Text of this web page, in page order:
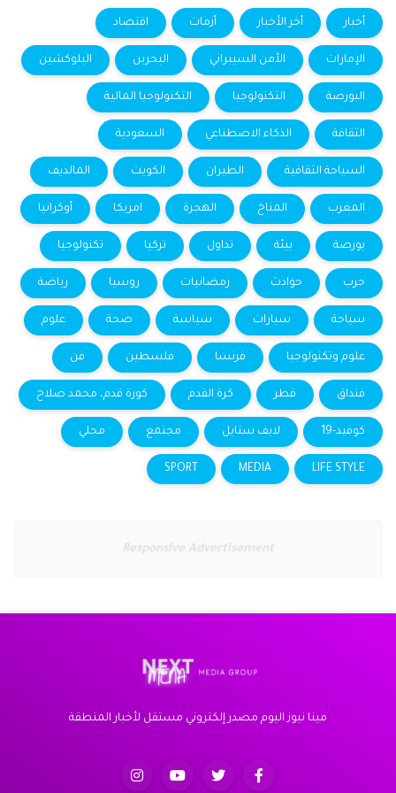
أخبار أخر الأخبار أزمات اقتصاد
الإمارات الأمن السيبراني البحرين البلوكشين
البورصة التكنولوجيا التكنولوجيا المالية
الثقافة الذكاء الاصطناعي السعودية
السياحة الثقافية الطيران الكويت المالديف
المغرب المناخ الهجرة امريكا أوكرانيا
بورصة بيئة تداول تركيا تكنولوجيا
حرب حوادث رمضانيات روسيا رياضة
سياحة سيارات سياسة صحة علوم
علوم وتكنولوجيا فرنسا فلسطين فن
فنداق قطر كرة القدم كورة قدم، محمد صلاح
كوفيد-19 لايف ستايل مجتمع محلي
LIFE STYLE
MEDIA
SPORT
Responsive Advertisement
مينا نيوز اليوم مصدر إلكتروني مستقل لأخبار المنطقة